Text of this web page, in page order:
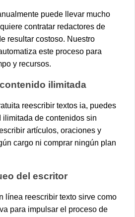
puede llevar mucho
contratar redactores de
resultar costoso. Nuestro
este proceso para
y recursos.
ilimitada
reescribir textos ia, puedes
ilimitada de contenidos sin
artículos, oraciones y
cargo ni comprar ningún plan
del escritor
línea reescribir texto sirve como
para impulsar el proceso de